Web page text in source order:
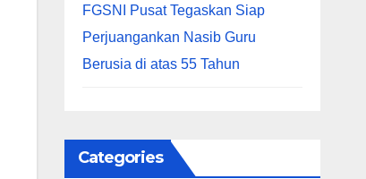
FGSNI Pusat Tegaskan Siap
Perjuangankan Nasib Guru
Berusia di atas 55 Tahun
Categories